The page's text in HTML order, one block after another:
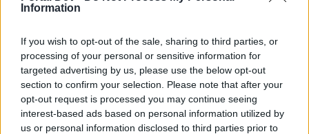
Information
If you wish to opt-out of the sale, sharing to third parties, or
processing of your personal or sensitive information for
targeted advertising by us, please use the below opt-out
section to confirm your selection. Please note that after your
opt-out request is processed you may continue seeing
interest-based ads based on personal information utilized by
us or personal information disclosed to third parties prior to
14:30 Uhr Start Countdown (30 Minuten)
15:00 Uhr Beginn der Wartungsarbeiten
Die Server werden nach ca. 30-60 Minuten wieder
erreichbar sein.